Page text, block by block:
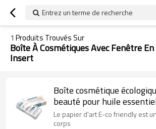
Entrez un terme de recherche
1 Produits Trouvés Sur
Boîte À Cosmétiques Avec Fenêtre En
Insert
Boîte cosmétique
beauté pour huile
fenêtre et insert en PVC
Le papier d'art E-co friendly est
corps